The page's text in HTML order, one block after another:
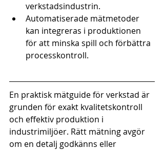
verkstadsindustrin.
Automatiserade mätmetoder
kan integreras i produktionen
för att minska spill och förbättra
processkontroll.
En praktisk mätguide för verkstad är
grunden för exakt kvalitetskontroll
och effektiv produktion i
industrimiljöer. Rätt mätning avgör
om en detalj godkänns eller